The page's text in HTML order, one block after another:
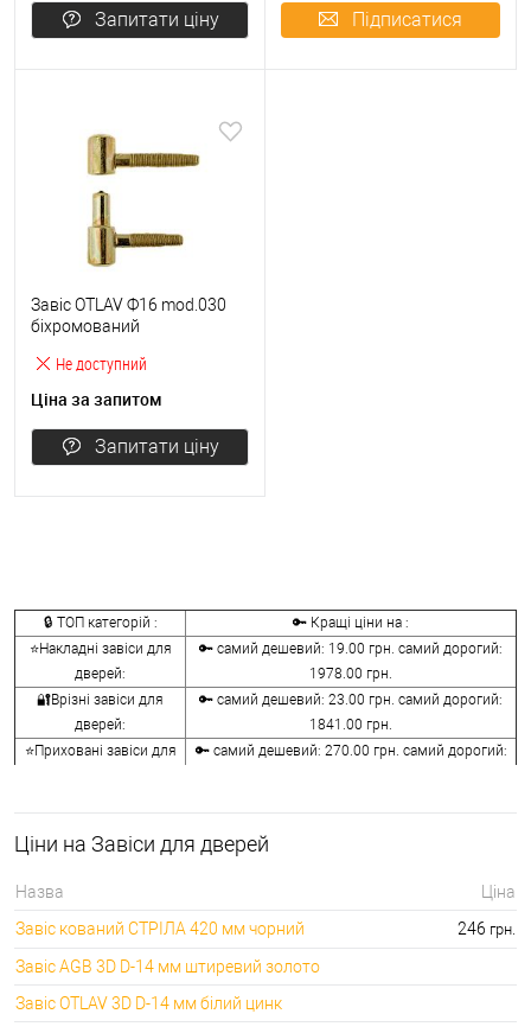
Запитати ціну Підписатися
Не доступний
Завіс OTLAV Ф16 mod.030
біхромований
Ціна за запитом
Запитати ціну
🔒 ТОП категорій :
🔑 Кращі ціни на :
⭐Накладні завіси для
дверей:
🔑 самий дешевий: 19.00 грн. самий дорогий:
1978.00 грн.
🔐Врізні завіси для
дверей:
🔑 самий дешевий: 23.00 грн. самий дорогий:
1841.00 грн.
⭐Приховані завіси для
🔑 самий дешевий: 270.00 грн. самий дорогий:
⭐Приварні завіси для
🔑 самий дешевий: 29.00 грн. самий дорогий:
завіси:
🔑 самий дешевий: 27.00 грн. самий дорогий:
Ціни на Завіси для дверей
Назва
Ціна
Завіс кований СТРІЛА 420 мм чорний
246 грн.
Завіс AGB 3D D-14 мм штиревий золото
Завіс OTLAV 3D D-14 мм білий цинк